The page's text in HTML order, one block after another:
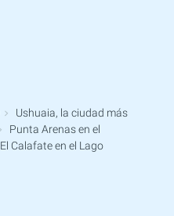
Ushuaia, la ciudad más
Punta Arenas en el
El Calafate en el Lago